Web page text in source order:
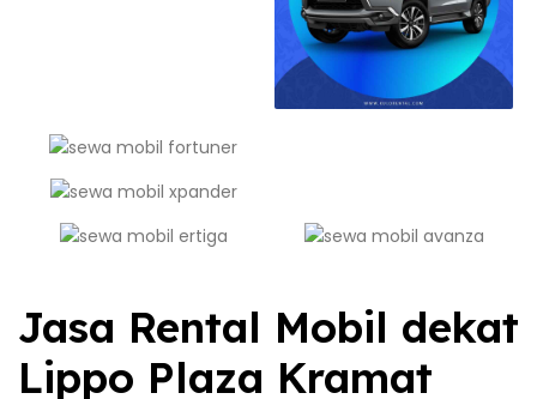
Jasa Rental Mobil dekat
Lippo Plaza Kramat